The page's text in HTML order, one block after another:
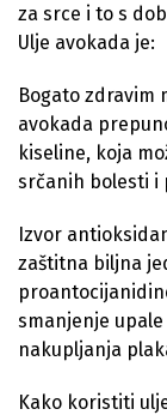
za srce i to s
Ulje avokada je:
Bogato zdravim
avokada
kiseline, koja
srčanih bolesti i
Izvor
zaštitna biljna
smanjenje
nakupljanja
Kako koristiti